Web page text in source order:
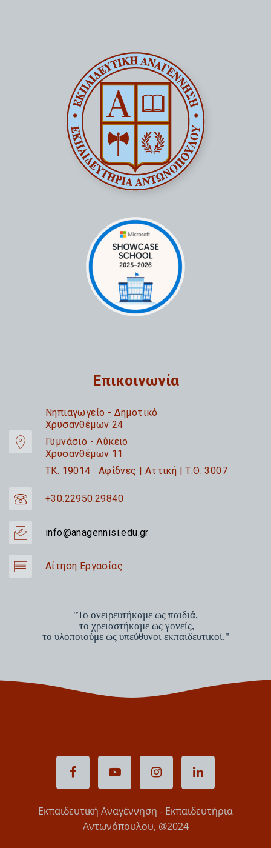
Επικοινωνία
Nηπιαγωγείο - Δημοτικό
Χρυσανθέμων 24
Γυμνάσιο - Λύκειο
Χρυσανθέμων 11
TK. 19014 Αφίδνες | Αττική | Τ.Θ. 3007
+30.22950.29840
info@anagennisi.edu.gr
Αίτηση Εργασίας
"Το ονειρευτήκαμε ως παιδιά,
το χρειαστήκαμε ως γονείς,
το υλοποιούμε ως υπεύθυνοι εκπαιδευτικοί."
Εκπαιδευτική Αναγέννηση - Εκπαιδευτήρια
Αντωνόπουλου, @2024